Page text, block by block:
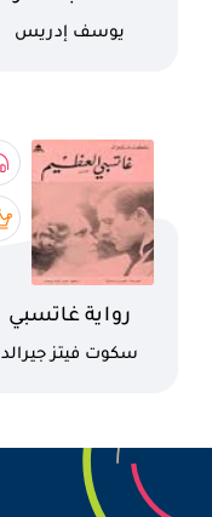
كاتب
يوسف إدريس
اسم الكتاب
رواية غاتسبي
العظيمكاتب
سكوت فيتز جيرالد